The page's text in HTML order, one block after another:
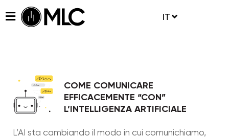
IT
COME COMUNICARE
EFFICACEMENTE “CON”
L’INTELLIGENZA ARTIFICIALE
L’AI sta cambiando il modo in cui comunichiamo,